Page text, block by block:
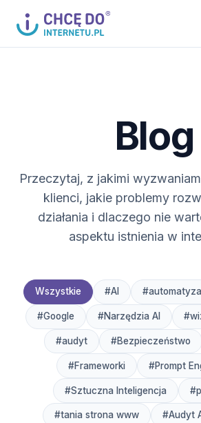
Blog
Przeczytaj, z jakimi
klienci, jakie problemy
działania i dlaczego nie
aspektu istnienia w
Wszystkie #AI
#Google #Narzędzia AI
#audyt #Bezpieczeństwo
#Frameworki #Prompt
#Sztuczna Inteligencja
#tania strona www #Audyt